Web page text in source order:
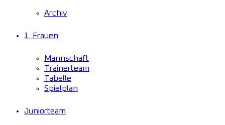
Archiv
1. Frauen
Mannschaft
Trainerteam
Tabelle
Spielplan
Juniorteam